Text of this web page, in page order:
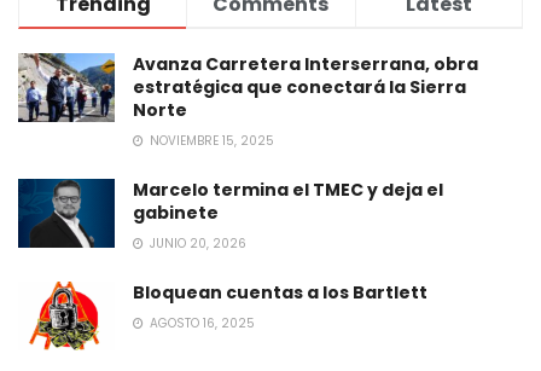
Avanza Carretera Interserrana, obra
estratégica que conectará la Sierra
Norte
NOVIEMBRE 15, 2025
Marcelo termina el TMEC y deja el
gabinete
JUNIO 20, 2026
Bloquean cuentas a los Bartlett
AGOSTO 16, 2025